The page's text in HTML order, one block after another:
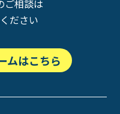
ご相談は
ださい
ムはこちら